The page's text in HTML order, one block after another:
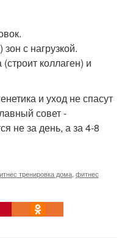
с нагрузкой.
коллаген) и
и уход не спасут
совет -
не за день, а за 4-8
тренировка дома фитнес